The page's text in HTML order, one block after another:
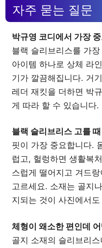
자주 묻는 질문
박규영 코디에서 가장
블랙 슬리브리스를 가
아이템 하나로 상체 라
기가 깔끔해집니다. 거
레더 재킷을 더하면 박
게 따라 할 수 있습니다.
블랙 슬리브리스 고를
핏이 가장 중요합니다.
럽고, 헐렁하면 생활복
스럽게 떨어지고 겨드
고르세요. 소재는 골지
지되는 것이 사진에서
체형이 왜소한 편인데
골지 소재의 슬리브리